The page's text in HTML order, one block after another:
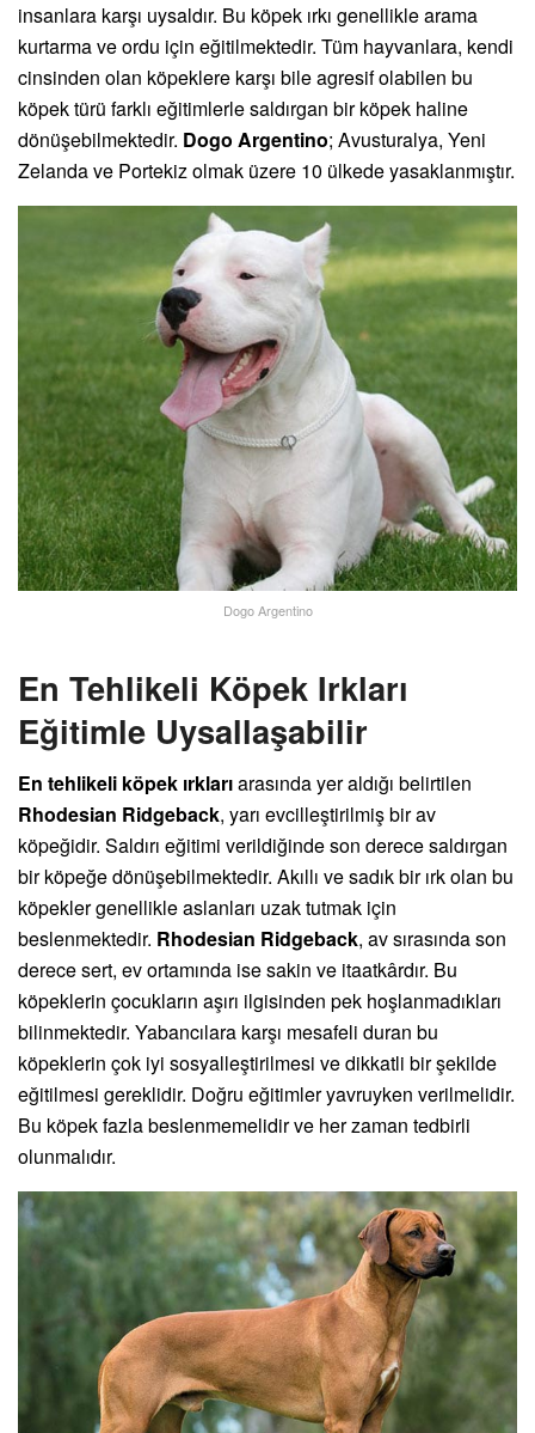
insanlara karşı uysaldır. Bu köpek ırkı genellikle arama
kurtarma ve ordu için eğitilmektedir. Tüm hayvanlara, kendi
cinsinden olan köpeklere karşı bile agresif olabilen bu
köpek türü farklı eğitimlerle saldırgan bir köpek haline
dönüşebilmektedir. Dogo Argentino; Avusturalya, Yeni
Zelanda ve Portekiz olmak üzere 10 ülkede yasaklanmıştır.
Dogo Argentino
En Tehlikeli Köpek Irkları
Eğitimle Uysallaşabilir
En tehlikeli köpek ırklarıarasında yer aldığı belirtilen
Rhodesian Ridgeback, yarı evcilleştirilmiş bir av
köpeğidir. Saldırı eğitimi verildiğinde son derece saldırgan
bir köpeğe dönüşebilmektedir. Akıllı ve sadık bir ırk olan bu
köpekler genellikle aslanları uzak tutmak için
beslenmektedir. Rhodesian Ridgeback, av sırasında son
derece sert, ev ortamında ise sakin ve itaatkârdır. Bu
köpeklerin çocukların aşırı ilgisinden pek hoşlanmadıkları
bilinmektedir. Yabancılara karşı mesafeli duran bu
köpeklerin çok iyi sosyalleştirilmesi ve dikkatli bir şekilde
eğitilmesi gereklidir. Doğru eğitimler yavruyken verilmelidir.
Bu köpek fazla beslenmemelidir ve her zaman tedbirli
olunmalıdır.